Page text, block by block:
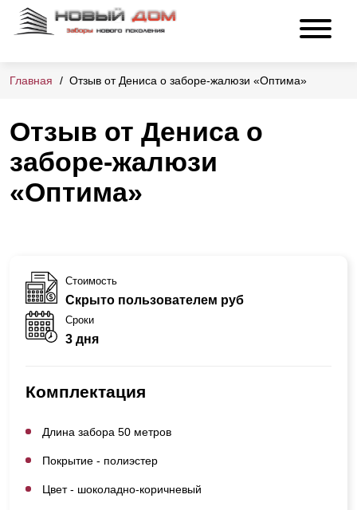
Главная Отзыв от Дениса о заборе-жалюзи «Оптима»
Отзыв от Дениса о
заборе-жалюзи
«Оптима»
Стоимость
Скрыто пользователем руб
Сроки
3 дня
Комплектация
Длина забора 50 метров
Покрытие - полиэстер
Цвет - шоколадно-коричневый